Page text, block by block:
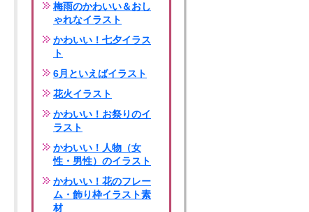
梅雨のかわいい＆おし
ゃれなイラスト
かわいい！七夕イラス
ト
6月といえばイラスト
花火イラスト
かわいい！お祭りのイ
ラスト
かわいい！人物（女
性・男性）のイラスト
かわいい！花のフレー
ム・飾り枠イラスト素
材